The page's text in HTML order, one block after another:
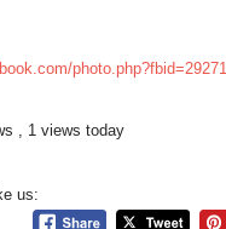
, 1 views today
us: